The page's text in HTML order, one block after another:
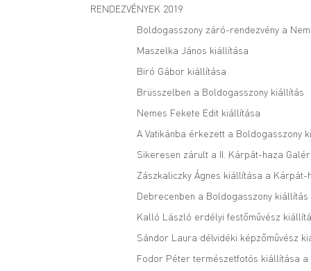
RENDEZVÉNYEK 2019
Boldogasszony záró-rendezvény a
Maszelka János kiállítása
Biró Gábor kiállítása
Brüsszelben a Boldogasszony kiállítás
Nemes Fekete Edit kiállítása
A Vatikánba érkezett a Boldogasszony
Sikeresen zárult a II. Kárpát-haza
Zászkaliczky Ágnes kiállítása a Kárpát-
Debrecenben a Boldogasszony kiállítás
Kalló László erdélyi festőművész
Sándor Laura délvidéki képzőművész
Fodor Péter természetfotós kiállítása